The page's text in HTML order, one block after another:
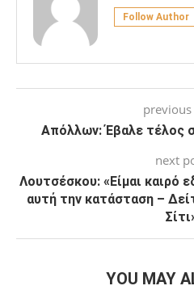
Follow Author
Απόλλων: Έβαλε τέλος
next
Λουτσέσκου: «Είμαι
αυτή την κατάσταση –
YOU MAY